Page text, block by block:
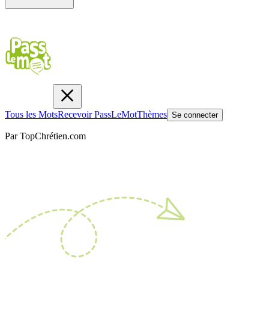
Tous les MotsRecevoir PassLeMotThèmes Se connecter
Par TopChrétien.com